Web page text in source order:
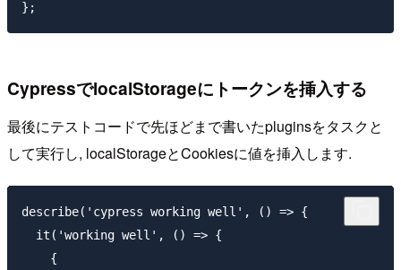
CypressでlocalStorageにトークンを挿入する
最後にテストコードで先ほどまで書いたpluginsをタスクと
して実行し, localStorageとCookiesに値を挿入します.
describe('cypress working well', () => {
  it('working well', () => {
    {